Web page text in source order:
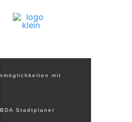
mit
Stadtplaner